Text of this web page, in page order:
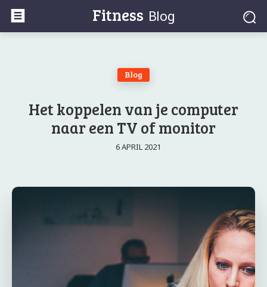
Fitness Blog
Blog
Het koppelen van je computer
naar een TV of monitor
6 APRIL 2021